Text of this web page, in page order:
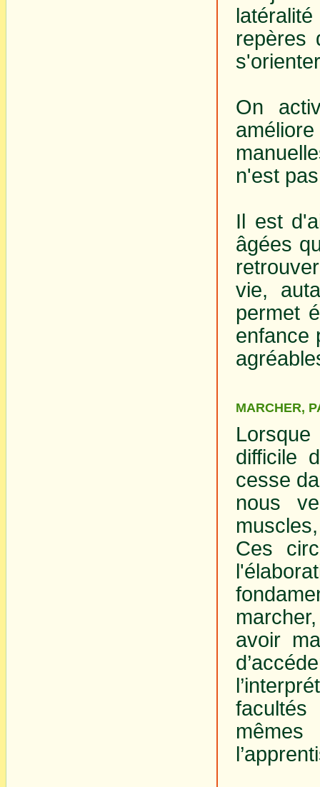
repères
On
n'est
Il est
âgées
vie,
permet
enfance
MARCHER,
difficile
cesse
nous
Ces
avoir
facultés